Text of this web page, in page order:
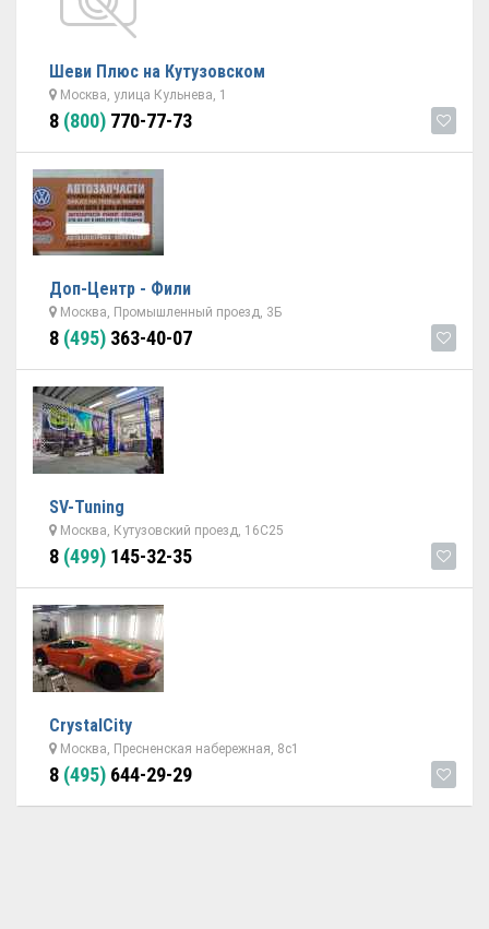
Шеви Плюс на Кутузовском
Москва, улица Кульнева, 1
8 (800) 770-77-73
Доп-Центр - Фили
Москва, Промышленный проезд, 3Б
8 (495) 363-40-07
SV-Tuning
Москва, Кутузовский проезд, 16С25
8 (499) 145-32-35
CrystalCity
Москва, Пресненская набережная, 8с1
8 (495) 644-29-29